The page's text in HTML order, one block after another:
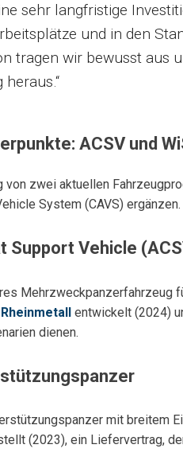
sehr langfristige
und in den
tragen wir bewusst aus
ACSV und
von zwei aktuellen
System (CAVS) ergänzen.
Support Vehicle
Mehrzweckpanzerfahrzeug
Rheinmetall entwickelt (2024)
dienen.
mit breitem
(2023), ein Liefervertrag,